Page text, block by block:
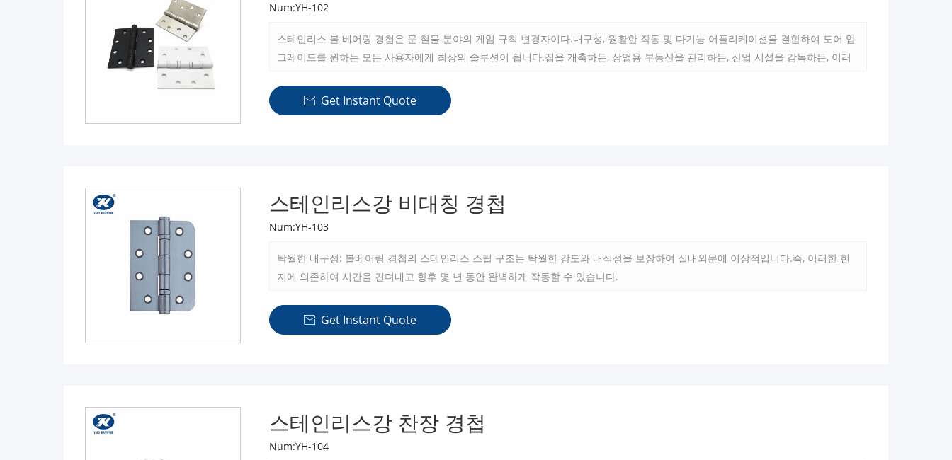
Num:YH-102
스테인리스 볼 베어링 경첩은 문 철물 분야의 게임 규칙 변경자이다.내구성, 원활한 작동 및 다기능 어플리케이션을 결합하여 도어 업
그레이드를 원하는 모든 사용자에게 최상의 솔루션이 됩니다.집을 개축하든, 상업용 부동산을 관리하든, 산업 시설을 감독하든, 이러
러 베어링 경첩이 가져다 준 빈틈없는 조작과 안심하고 안부를 묻는다.
 Get Instant Quote
스테인리스강 비대칭 경첩
Num:YH-103
탁월한 내구성: 볼베어링 경첩의 스테인리스 스틸 구조는 탁월한 강도와 내식성을 보장하여 실내외문에 이상적입니다.즉, 이러한 힌
지에 의존하여 시간을 견뎌내고 향후 몇 년 동안 완벽하게 작동할 수 있습니다.
 Get Instant Quote
스테인리스강 찬장 경첩
Num:YH-104